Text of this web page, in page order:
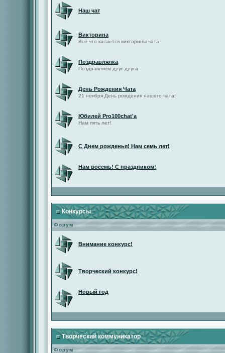
Наш чат
Викторина
Всё что касается викторины чата
Поздравлялка
Поздравляем друг друга
День Рождения Чата
21 ноября День рождения нашего чата!
Юбилей Pro100chat'а
Нам пять лет!
С Днем рожденья! Нам семь лет!
Нам восемь! С праздником!
Конкурсы
Форум
Внимание конкурс!
Творческий конкурс!
Новый год
Творческий коммуникатор
Форум